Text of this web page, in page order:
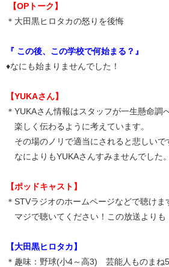
【OPトーク】
＊大田黒ヒロタカの怒りを後悔
『 この後、この学校で何始まる？』
♦なにも始まりませんでした！
【YUKAさん】
＊YUKAさん情報はスタッフが一生懸命調
楽しく伝わるように考えています。
その場のノリで適当にされると悲しいで
なによりもYUKAさんすみませんでした。
【ポッドキャスト】
＊STVラジオのホームページなどで聴けま
マジで聴いてください！この放送よりも
【大田黒ヒロタカ】
＊趣味：野球(小4～高3) 芸能人ものまね